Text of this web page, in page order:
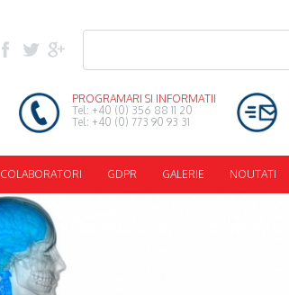
PROGRAMARI SI INFORMATII
Tel: +40 (0) 356 88 11 20
Tel: +40 (0) 773 90 93 31
COLABORATORI GDPR GALERIE NOUTATI